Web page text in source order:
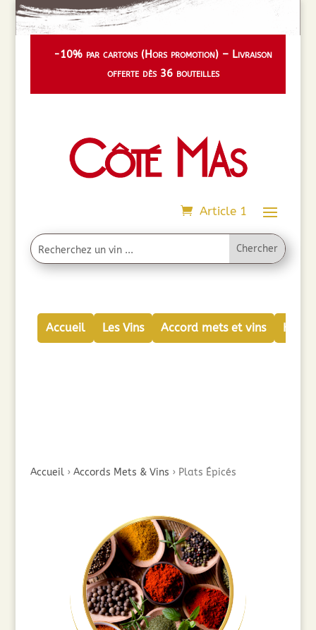
-10% par cartons (Hors promotion) – Livraison
offerte dès 36 bouteilles
Article 1
Accueil Les Vins Accord mets et vins
Accueil› Accords Mets & Vins › Plats Épicés